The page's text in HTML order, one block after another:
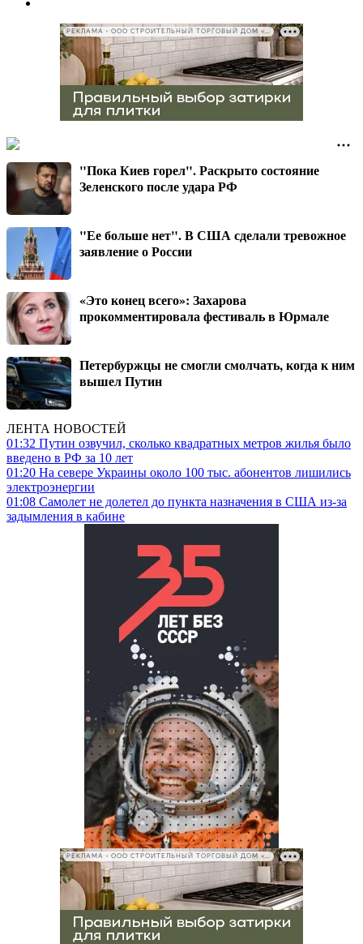
РЕКЛАМА • ООО СТРОИТЕЛЬНЫЙ ТОРГОВЫЙ ДОМ «ПЕТРОВИЧ», ИНН 7802348846
"Пока Киев горел". Раскрыто состояние
Зеленского после удара РФ
"Ее больше нет". В США сделали тревожное
заявление о России
«Это конец всего»: Захарова
прокомментировала фестиваль в Юрмале
Петербуржцы не смогли смолчать, когда к ним
вышел Путин
ЛЕНТА НОВОСТЕЙ
01:32 Путин озвучил, сколько квадратных метров жилья было
введено в РФ за 10 лет
01:20 На севере Украины около 100 тыс. абонентов лишились
электроэнергии
01:08 Самолет не долетел до пункта назначения в США из-за
задымления в кабине
РЕКЛАМА • ООО СТРОИТЕЛЬНЫЙ ТОРГОВЫЙ ДОМ «ПЕТРОВИЧ», ИНН 7802348846